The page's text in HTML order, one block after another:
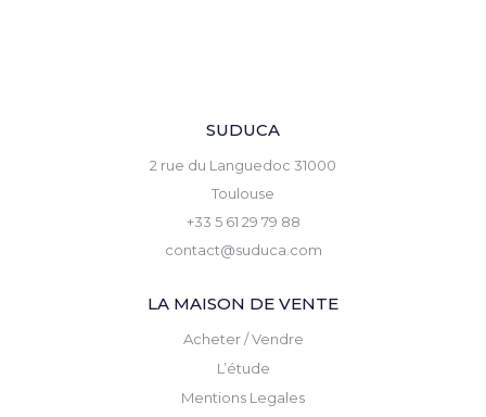
SUDUCA
2 rue du Languedoc 31000
Toulouse
+33 5 61 29 79 88
contact@suduca.com
LA MAISON DE VENTE
Acheter / Vendre
L’étude
Mentions Legales